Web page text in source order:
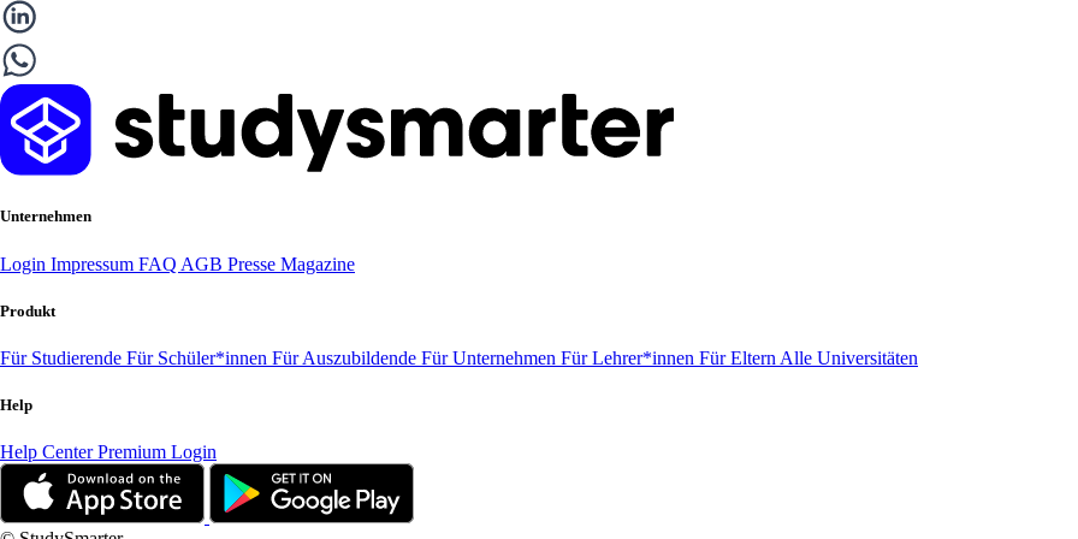
Unternehmen
Login Impressum FAQ AGB Presse Magazine
Produkt
Für Studierende Für Schüler*innen Für Auszubildende Für Unternehmen Für Lehrer*innen Für Eltern Alle Universitäten
Help
Help CenterPremium Login